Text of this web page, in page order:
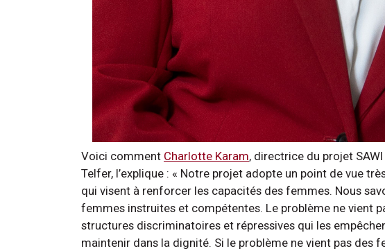
Voici comment Charlotte Karam, directrice du projet
Telfer, l’explique : « Notre projet adopte un point de vue
qui visent à renforcer les capacités des femmes. Nous
femmes instruites et compétentes. Le problème ne vient
structures discriminatoires et répressives qui les
maintenir dans la dignité. Si le problème ne vient pas des